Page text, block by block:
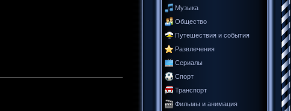
Музыка
Общество
Путешествия и события
Развлечения
Сериалы
Спорт
Транспорт
Фильмы и анимация